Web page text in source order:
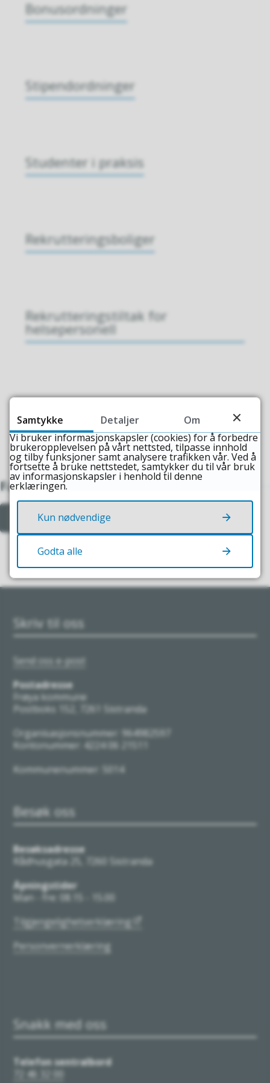
Bonusordninger
Stipendordninger
Studenter i praksis
Rekrutteringsboliger
Rekrutteringstiltak for
helsepersonell
Fant du det du lette etter?
Nei
Skriv til oss
Send oss e-post
Postadresse
Frøya kommune
Postboks 152, 7261 Sistranda
Organisasjonsnummer: 964982597
Kontonummer: 4224 06 21511
Kommunenummer: 5014
Besøk oss
Besøksadresse
Rådhusgata 25, 7260 Sistranda
Åpningstider
Man - fre: 08.15 - 15.00
Tilgjengelighetserklæring
Personvernerklæring
Snakk med oss
Telefon sentralbord
72 46 32 00
Samtykke Detaljer
Om
Vi bruker informasjonskapsler (cookies) for å forbedre
brukeropplevelsen på vårt nettsted, tilpasse innhold
og tilby funksjoner samt analysere trafikken vår. Ved å
fortsette å bruke nettstedet, samtykker du til vår bruk
av informasjonskapsler i henhold til denne
erklæringen.
Kun nødvendige
Godta alle